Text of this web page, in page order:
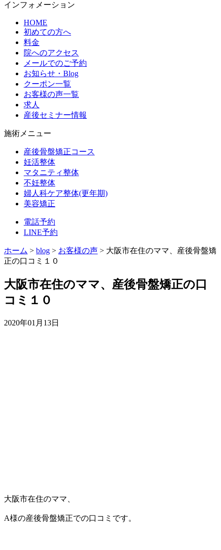
インフォメーション
HOME
初めての方へ
料金
院へのアクセス
メールでのご予約
お知らせ・Blog
クーポン一覧
お客様の声一覧
求人
産後セミナー情報
施術メニュー
産後骨盤矯正コース
妊活整体
マタニティ整体
不妊整体
婦人科ケア整体(更年期)
美容矯正
電話予約
LINE予約
ホーム > blog > お客様の声 > 大阪市在住のママ、産後骨盤矯
正の口コミ１０
大阪市在住のママ、産後骨盤矯正の口
コミ１０
2020年01月13日
大阪市在住のママ、
A様の産後骨盤矯正での口コミです。